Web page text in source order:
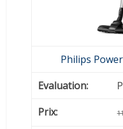
Philips